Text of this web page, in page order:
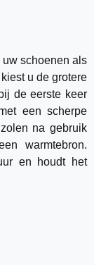
uw schoenen als
u de grotere
de eerste keer
een scherpe
na gebruik
warmtebron.
en houdt het